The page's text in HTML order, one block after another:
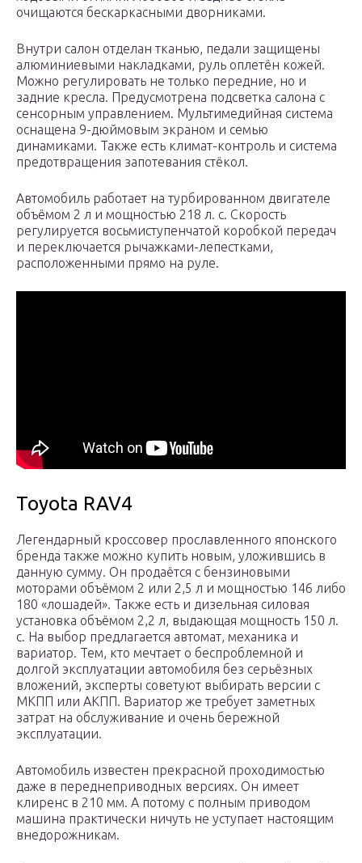
очищаются бескаркасными дворниками.
Внутри салон отделан тканью, педали защищены
алюминиевыми накладками, руль оплетён кожей.
Можно регулировать не только передние, но и
задние кресла. Предусмотрена подсветка салона с
сенсорным управлением. Мультимедийная система
оснащена 9-дюймовым экраном и семью
динамиками. Также есть климат-контроль и система
предотвращения запотевания стёкол.
Автомобиль работает на турбированном двигателе
объёмом 2 л и мощностью 218 л. с. Скорость
регулируется восьмиступенчатой коробкой передач
и переключается рычажками-лепестками,
расположенными прямо на руле.
Toyota RAV4
Легендарный кроссовер прославленного японского
бренда также можно купить новым, уложившись в
данную сумму. Он продаётся с бензиновыми
моторами объёмом 2 или 2,5 л и мощностью 146 либо
180 «лошадей». Также есть и дизельная силовая
установка объёмом 2,2 л, выдающая мощность 150 л.
с. На выбор предлагается автомат, механика и
вариатор. Тем, кто мечтает о беспроблемной и
долгой эксплуатации автомобиля без серьёзных
вложений, эксперты советуют выбирать версии с
МКПП или АКПП. Вариатор же требует заметных
затрат на обслуживание и очень бережной
эксплуатации.
Автомобиль известен прекрасной проходимостью
даже в переднеприводных версиях. Он имеет
клиренс в 210 мм. А потому с полным приводом
машина практически ничуть не уступает настоящим
внедорожникам.